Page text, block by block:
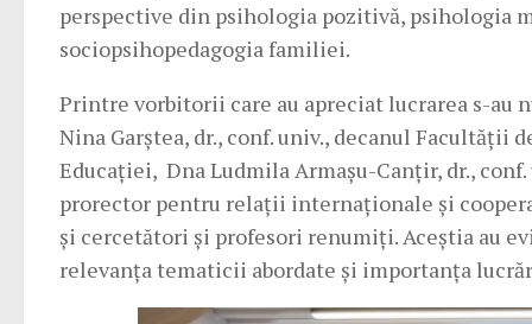
perspective din psihologia pozitivă, psihologia
sociopsihopedagogia familiei.
Printre vorbitorii care au apreciat lucrarea s-au
Nina Garștea, dr., conf. univ., decanul Facultății
Educației, Dna Ludmila Armașu-Canțir, dr., conf.
prorector pentru relații internaționale și
și cercetători și profesori renumiți. Aceștia au
relevanța tematicii abordate și importanța